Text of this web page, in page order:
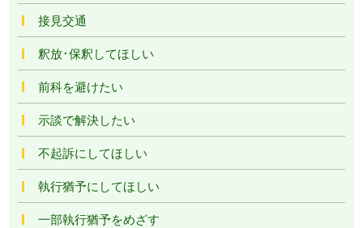
接見交通
釈放･保釈してほしい
前科を避けたい
示談で解決したい
不起訴にしてほしい
執行猶予にしてほしい
一部執行猶予をめざす